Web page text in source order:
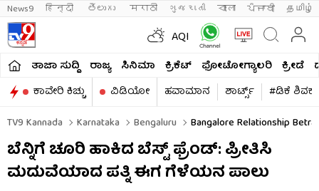
News9 हिन्दी తెలుగు मराठी ગુજરાતી বাংলা ਪੰਜਾਬੀ தமிழ்
AQI
ತಾಜಾ ಸುದ್ದಿ ರಾಜ್ಯ ಸಿನಿಮಾ ಕ್ರಿಕೆಟ್​ ಫೋಟೋಗ್ಯಾಲರಿ ಕ್ರೀಡೆ
ಕಾವೇರಿ ಕಿಚ್ಚು
ವಿಡಿಯೋ ಹವಾಮಾನ ಶಾರ್ಟ್ಸ್​
#ಡಿಕೆ
TV9 Kannada
Karnataka Bengaluru Bangalore Relationship
ಬೆನ್ನಿಗೆ ಚೂರಿ ಹಾಕಿದ ಬೆಸ್ಟ್ ಫ್ರೆಂಡ್: ಪ್ರೀತಿಸಿ
ಮದುವೆಯಾದ ಪತ್ನಿ ಈಗ ಗೆಳೆಯನ ಪಾಲು